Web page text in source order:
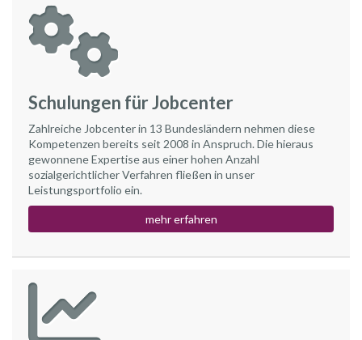
Schulungen für Jobcenter
Zahlreiche Jobcenter in 13 Bundesländern nehmen diese
Kompetenzen bereits seit 2008 in Anspruch. Die hieraus
gewonnene Expertise aus einer hohen Anzahl
sozialgerichtlicher Verfahren fließen in unser
Leistungsportfolio ein.
mehr erfahren